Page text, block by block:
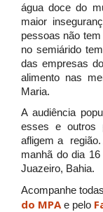
água doce do
maior
pessoas não
no semiárido
das empresas
alimento nas
Maria.
A audiência
esses e outros
afligem a
manhã do dia
Juazeiro, Bahia.
Acompanhe
do MPA e pelo